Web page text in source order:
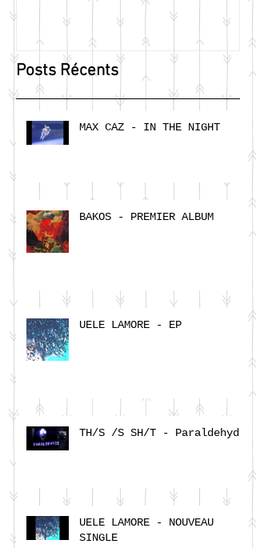
Posts Récents
MAX CAZ - IN THE NIGHT
BAKOS - PREMIER ALBUM
UELE LAMORE - EP
TH/S /S SH/T - Paraldehyde
UELE LAMORE - NOUVEAU
SINGLE